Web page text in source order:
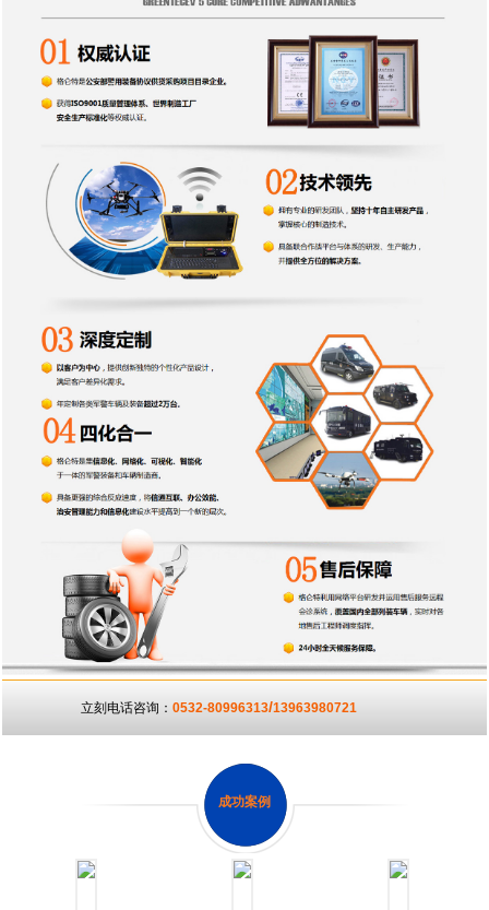
立刻电话咨询：0532-80996313/13963980721
成功案例